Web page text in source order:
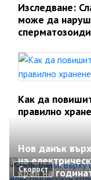
Изследване:
може да
Как да
правилно
Скорост
Нов данък
на
края на